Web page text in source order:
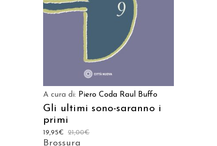
A cura di: Piero Coda Raul Buffo
Gli ultimi sono-saranno i
primi
21,00€
19,95€
Brossura